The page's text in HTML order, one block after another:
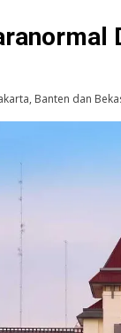
Banten dan